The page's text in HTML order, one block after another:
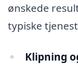
ønskede
typiske
Klipning